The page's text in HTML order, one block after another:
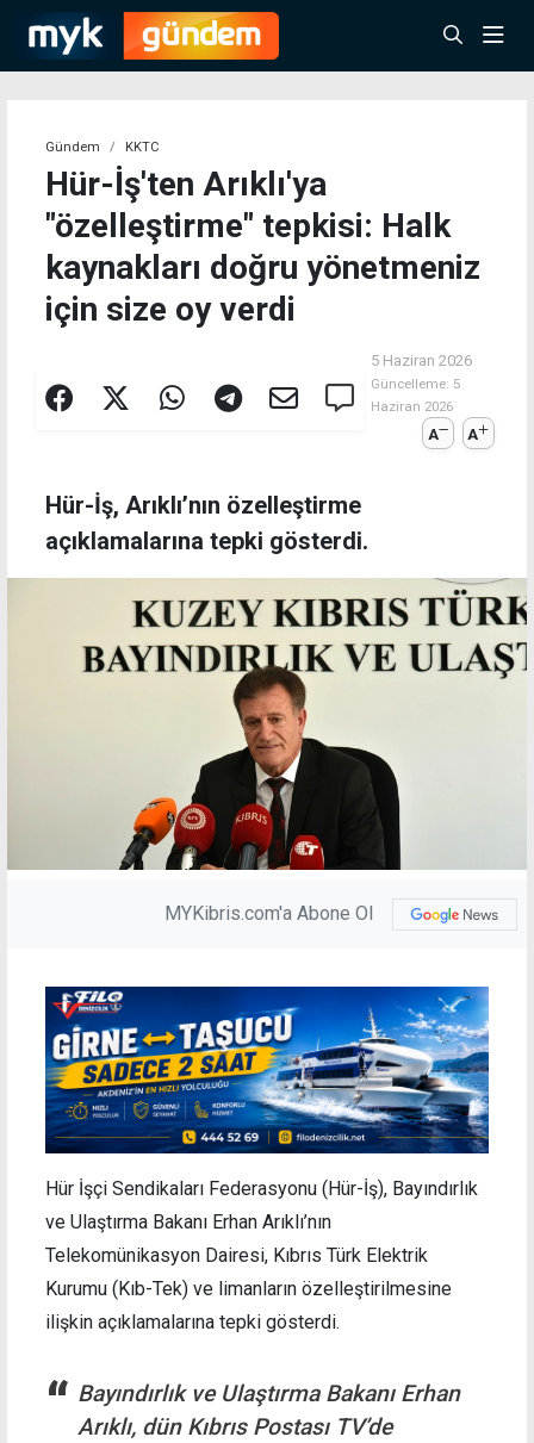
Gündem KKTC
Hür-İş'ten Arıklı'ya
"özelleştirme" tepkisi: Halk
kaynakları doğru yönetmeniz
için size oy verdi
5 Haziran 2026
Güncelleme: 5
Haziran 2026
A A
Hür-İş, Arıklı’nın özelleştirme
açıklamalarına tepki gösterdi.
MYKibris.com'a Abone Ol
Hür İşçi Sendikaları Federasyonu (Hür-İş), Bayındırlık
ve Ulaştırma Bakanı Erhan Arıklı’nın
Telekomünikasyon Dairesi, Kıbrıs Türk Elektrik
Kurumu (Kıb-Tek) ve limanların özelleştirilmesine
ilişkin açıklamalarına tepki gösterdi.
Bayındırlık ve Ulaştırma Bakanı Erhan
Arıklı, dün Kıbrıs Postası TV’de